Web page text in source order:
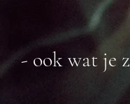
- ook wat je